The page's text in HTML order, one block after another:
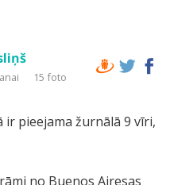
15 foto
pieejama žurnālā 9 vīri,
no Buenos Airesas